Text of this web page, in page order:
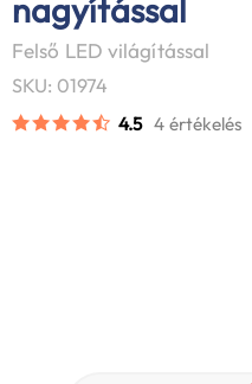
nagyítással
Felső LED világítással
SKU: 01974
4.5 4 értékelés